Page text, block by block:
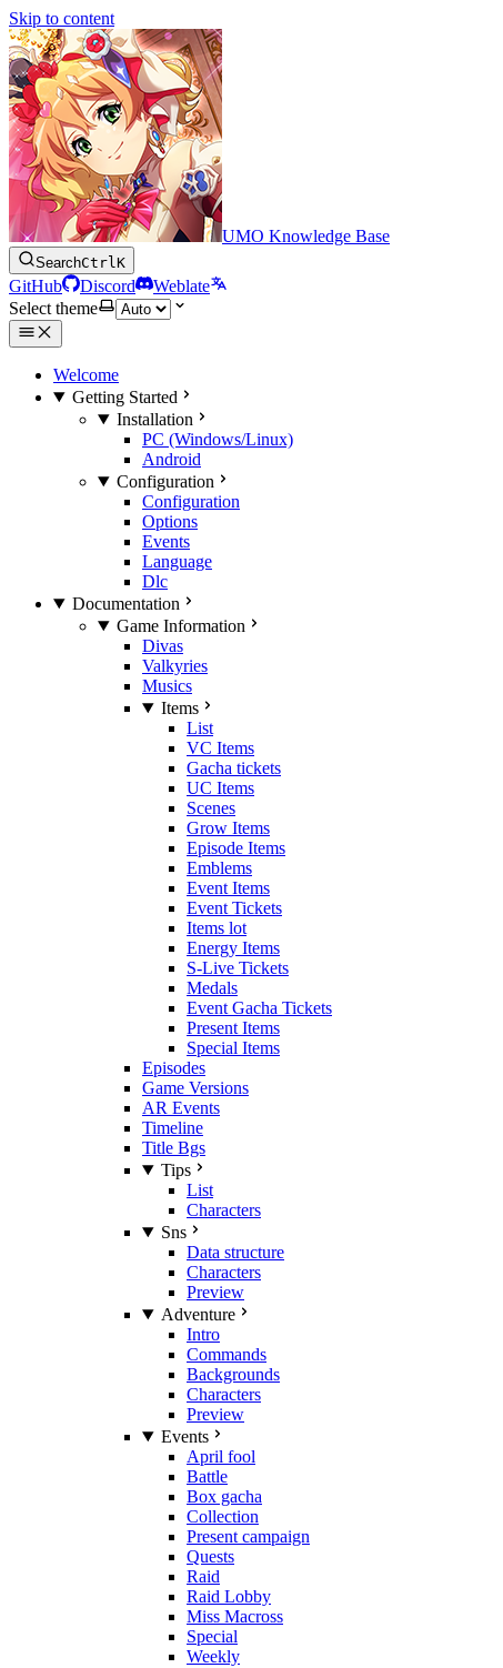
Skip to content
UMO Knowledge Base
SearchCtrlK
GitHub Discord
Weblate
Select theme
Welcome
Getting Started
Installation
PC (Windows/Linux)
Android
Configuration
Configuration
Options
Events
Language
Dlc
Documentation
Game Information
Divas
Valkyries
Musics
Items
List
VC Items
Gacha tickets
UC Items
Scenes
Grow Items
Episode Items
Emblems
Event Items
Event Tickets
Items lot
Energy Items
S-Live Tickets
Medals
Event Gacha Tickets
Present Items
Special Items
Episodes
Game Versions
AR Events
Timeline
Title Bgs
Tips
List
Characters
Sns
Data structure
Characters
Preview
Adventure
Intro
Commands
Backgrounds
Characters
Preview
Events
April fool
Battle
Box gacha
Collection
Present campaign
Quests
Raid
Raid Lobby
Miss Macross
Special
Weekly